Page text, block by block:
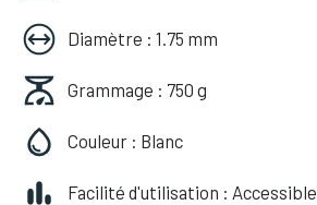
Diamètre : 1.75 mm
Grammage : 750 g
Couleur : Blanc
Facilité d'utilisation : Accessible